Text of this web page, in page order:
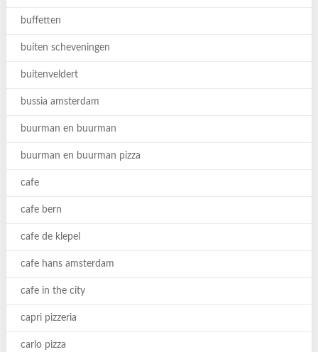
buffetten
buiten scheveningen
buitenveldert
bussia amsterdam
buurman en buurman
buurman en buurman pizza
cafe
cafe bern
cafe de klepel
cafe hans amsterdam
cafe in the city
capri pizzeria
carlo pizza